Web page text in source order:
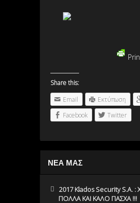
Share this:
Email
Εκτύπωση
Facebook
Twitter
ΝΕΑ ΜΑΣ
2017 Klados Security S.A. :
ΠΟΛΛΑ ΚΑΙ ΚΑΛΟ ΠΑΣΧΑ !!!